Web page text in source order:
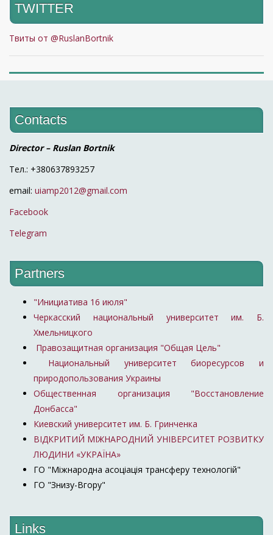
TWITTER
Твиты от @RuslanBortnik
Contacts
Director – Ruslan Bortnik
Тел.: +380637893257
email: uiamp2012@gmail.com
Facebook
Telegram
Partners
"Инициатива 16 июля"
Черкасский национальный университет им. Б.
Хмельницкого
Правозащитная организация "Общая Цель"
Национальный университет биоресурсов и
природопользования Украины
Общественная организация "Восстановление
Донбасса"
Киевский университет им. Б. Гринченка
ВІДКРИТИЙ МІЖНАРОДНИЙ УНІВЕРСИТЕТ РОЗВИТКУ
ЛЮДИНИ «УКРАЇНА»
ГО "Міжнародна асоціація трансферу технологій"
ГО "Знизу-Вгору"
Links